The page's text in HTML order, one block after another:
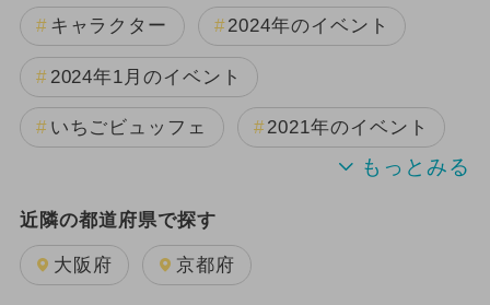
キャラクター 2024年のイベント
2024年1月のイベント
いちごビュッフェ 2021年のイベント
2022年のイベント
近隣の都道府県で探す
大阪府 京都府